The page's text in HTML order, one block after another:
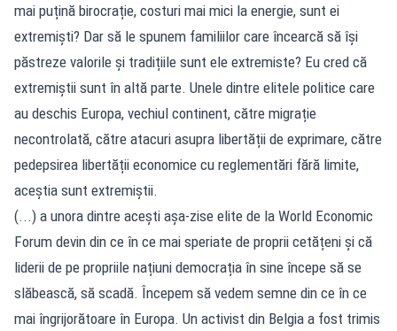
mai puțină birocrație, costuri mai mici la energie, sunt ei
extremiști? Dar să le spunem familiilor care încearcă să își
păstreze valorile și tradițiile sunt ele extremiste? Eu cred că
extremiștii sunt în altă parte. Unele dintre elitele politice care
au deschis Europa, vechiul continent, către migrație
necontrolată, către atacuri asupra libertății de exprimare, către
pedepsirea libertății economice cu reglementări fără limite,
aceștia sunt extremiștii.
(...) a unora dintre acești așa-zise elite de la World Economic
Forum devin din ce în ce mai speriate de proprii cetățeni și că
liderii de pe propriile națiuni democrația în sine începe să se
slăbească, să scadă. Începem să vedem semne din ce în ce
mai îngrijorătoare în Europa. Un activist din Belgia a fost trimis